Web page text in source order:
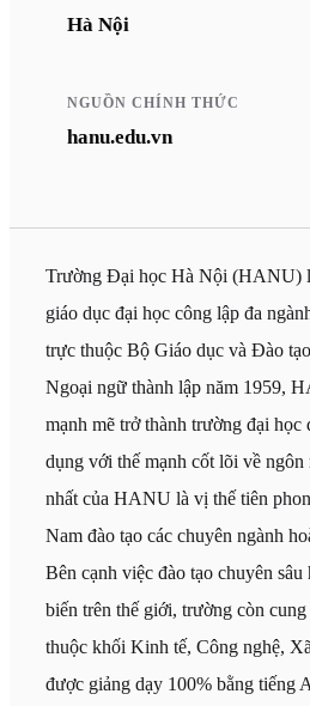
Hà Nội
NGUỒN CHÍNH THỨC
hanu.edu.vn
Trường Đại học Hà Nội (HANU)
giáo dục đại học công lập đa
trực thuộc Bộ Giáo dục và Đào
Ngoại ngữ thành lập năm 1959,
mạnh mẽ trở thành trường đại
dụng với thế mạnh cốt lõi về
nhất của HANU là vị thế tiên
Nam đào tạo các chuyên ngành
Bên cạnh việc đào tạo chuyên
biến trên thế giới, trường còn
thuộc khối Kinh tế, Công nghệ,
được giảng dạy 100% bằng tiếng